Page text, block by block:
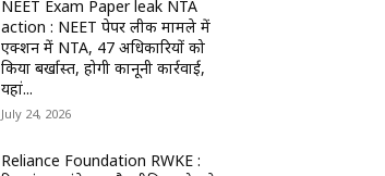
NEET Exam Paper leak NTA
action : NEET पेपर लीक मामले में
एक्शन में NTA, 47 अधिकारियों को
किया बर्खास्त, होगी कानूनी कार्रवाई,
यहां...
July 24, 2026
Reliance Foundation RWKE :